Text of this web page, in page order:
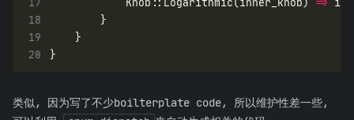
18
19
20
类似, 因为写了不少boilterplate code, 所以维护性差一些,